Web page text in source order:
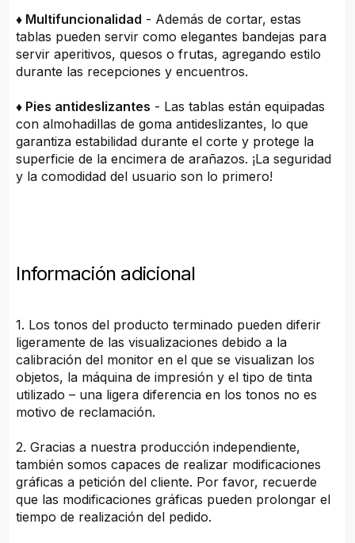
♦ Multifuncionalidad - Además de cortar, estas
tablas pueden servir como elegantes bandejas para
servir aperitivos, quesos o frutas, agregando estilo
durante las recepciones y encuentros.
♦ Pies antideslizantes - Las tablas están equipadas
con almohadillas de goma antideslizantes, lo que
garantiza estabilidad durante el corte y protege la
superficie de la encimera de arañazos. ¡La seguridad
y la comodidad del usuario son lo primero!
Información adicional
1. Los tonos del producto terminado pueden diferir
ligeramente de las visualizaciones debido a la
calibración del monitor en el que se visualizan los
objetos, la máquina de impresión y el tipo de tinta
utilizado – una ligera diferencia en los tonos no es
motivo de reclamación.
2. Gracias a nuestra producción independiente,
también somos capaces de realizar modificaciones
gráficas a petición del cliente. Por favor, recuerde
que las modificaciones gráficas pueden prolongar el
tiempo de realización del pedido.